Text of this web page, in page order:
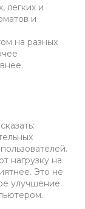
легких и
и
на разных
нагрузку на
Это не
улучшение